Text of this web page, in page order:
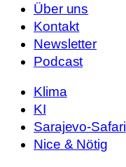
Über uns
Kontakt
Newsletter
Podcast
Klima
KI
Sarajevo-Safari
Nice & Nötig